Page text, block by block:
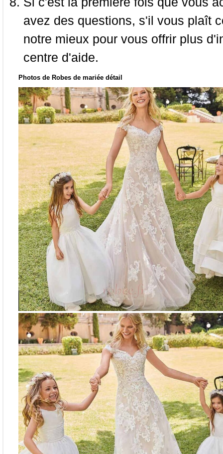
avez des questions, s'il vous plaît
notre mieux pour vous offrir plus
centre d'aide.
Photos de Robes de mariée détail